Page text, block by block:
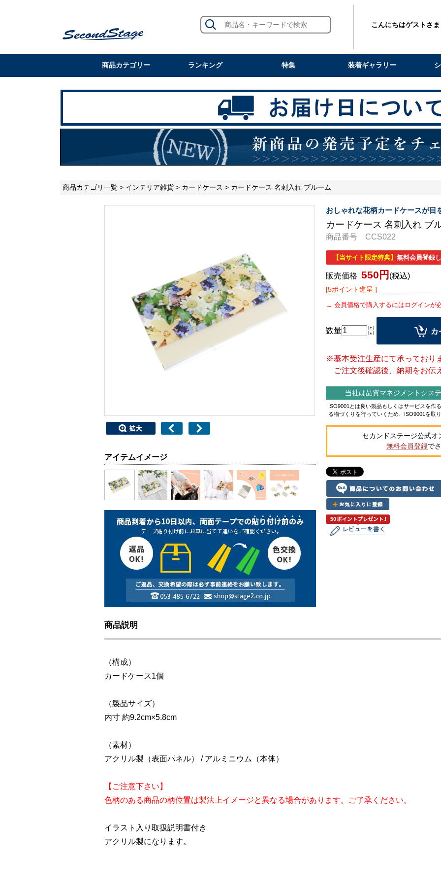
こんにちはゲストさま
商品カテゴリー ランキング 特集 装着ギャラリー
商品カテゴリ一覧 > インテリア雑貨 > カードケース > カードケース 名刺入れ ブルーム
おしゃれな花柄カードケースが目
カードケース 名刺入れ ブ
商品番号 CCS022
【当サイト限定特典】 無料会員登録
販売価格 550円 (税込)
[5ポイント進呈 ]
会員価格で購入するにはログインが
数量
※基本受注生産にて承っており
ご注文後確認後、納期をお伝
当社は品質マネジメントシス
ISO9001とは良い製品もしくはサービスを作
る物づくりを行っていくため、ISO9001を取
セカンドステージ公式オ
無料会員登録で
アイテムイメージ
商品説明
（構成）
カードケース1個
（製品サイズ）
内寸 約9.2cm×5.8cm
（素材）
アクリル製（表面パネル） / アルミニウム（本体）
【ご注意下さい】
色柄のある商品の柄位置は製法上イメージと異なる場合があります。ご了承ください。
イラスト入り取扱説明書付き
アクリル製になります。